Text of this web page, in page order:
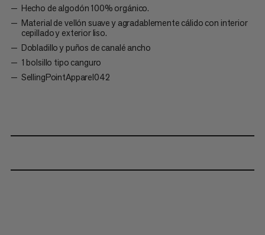
Hecho de algodón 100% orgánico.
Material de vellón suave y agradablemente cálido con interior
cepillado y exterior liso.
Dobladillo y puños de canalé ancho
1 bolsillo tipo canguro
SellingPointApparel042